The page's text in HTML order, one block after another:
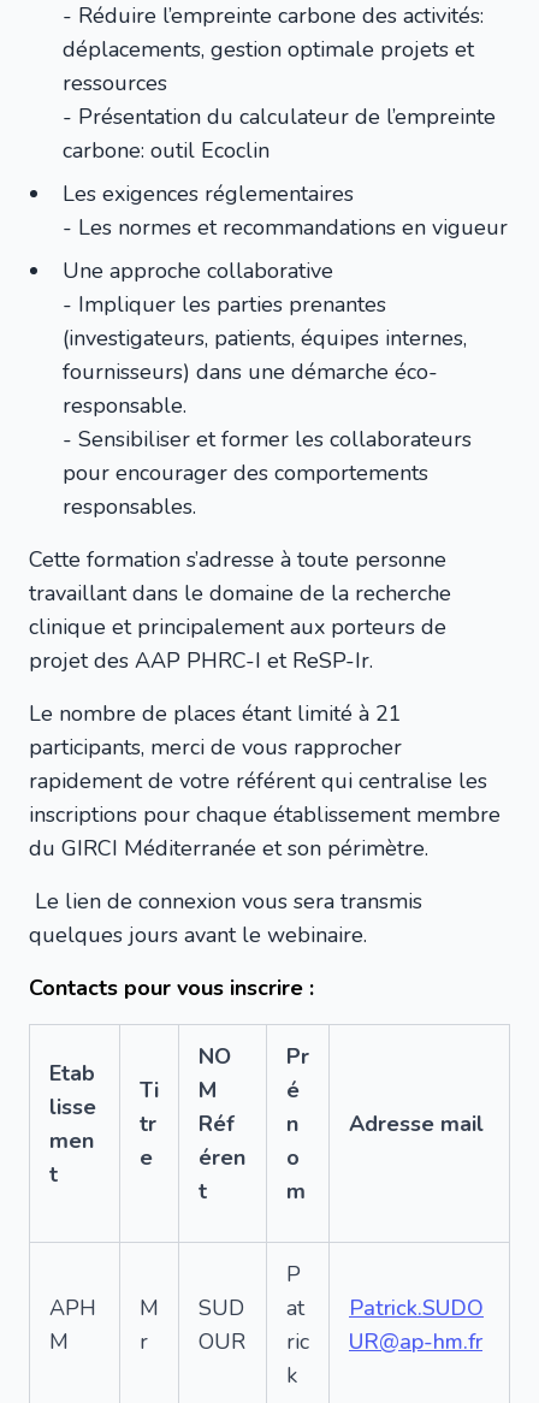
- Réduire l’empreinte carbone des activités:
déplacements, gestion optimale projets et
ressources
- Présentation du calculateur de l’empreinte
carbone: outil Ecoclin
Les exigences réglementaires
- Les normes et recommandations en vigueur
Une approche collaborative
- Impliquer les parties prenantes
(investigateurs, patients, équipes internes,
fournisseurs) dans une démarche éco-
responsable.
- Sensibiliser et former les collaborateurs
pour encourager des comportements
responsables.
Cette formation s’adresse à toute personne
travaillant dans le domaine de la recherche
clinique et principalement aux porteurs de
projet des AAP PHRC-I et ReSP-Ir.
Le nombre de places étant limité à 21
participants, merci de vous rapprocher
rapidement de votre référent qui centralise les
inscriptions pour chaque établissement membre
du GIRCI Méditerranée et son périmètre.
Le lien de connexion vous sera transmis
quelques jours avant le webinaire.
Contacts pour vous inscrire :
Etab
lisse
men
t
Ti
tr
e
NO
M
Réf
éren
t
Pr
é
n
o
m
Adresse mail
APH
M
M
r
SUD
OUR
P
at
ric
k
Patrick.SUDO
UR@ap-hm.fr